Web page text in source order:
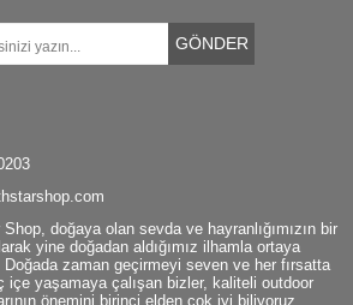
GÖNDER
Shop, doğaya olan sevda ve hayranlığımızın bir
yine doğadan aldığımız ilhamla ortaya
Doğada zaman geçirmeyi seven ve her fırsatta
içe yaşamaya çalışan bizler, kaliteli outdoor
önemini birinci elden çok iyi biliyoruz.